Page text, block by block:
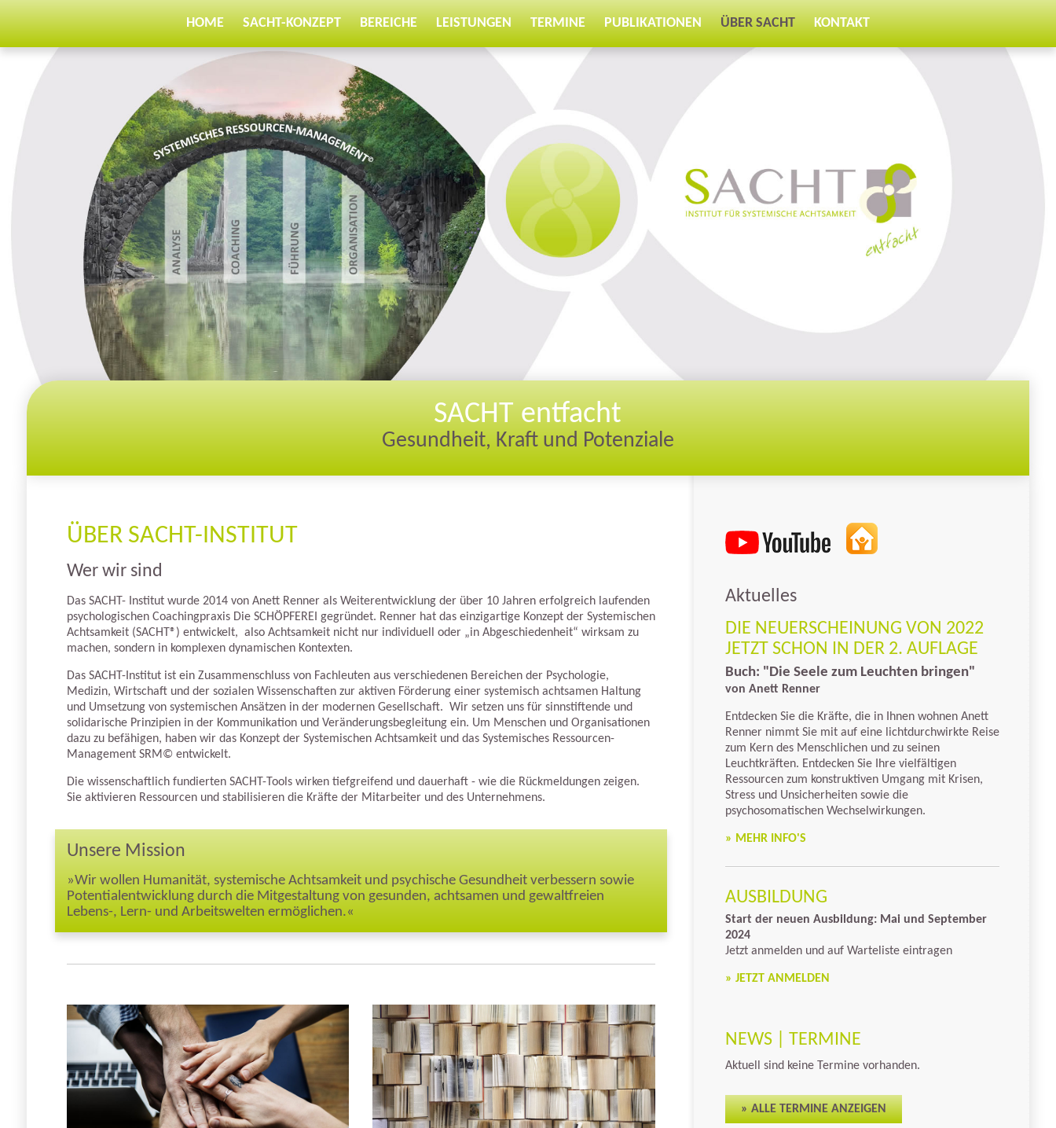
HOME SACHT-KONZEPT BEREICHE LEISTUNGEN TERMINE PUBLIKATIONEN ÜBER SACHT KONTAKT
SACHT entfacht
Gesundheit, Kraft und Potenziale
ÜBER SACHT-INSTITUT
Wer wir sind
Das SACHT- Institut wurde 2014 von Anett Renner als Weiterentwicklung der über 10 Jahren erfolgreich laufenden
psychologischen Coachingpraxis Die SCHÖPFEREI gegründet. Renner hat das einzigartige Konzept der Systemischen
Achtsamkeit (SACHT®) entwickelt, also Achtsamkeit nicht nur individuell oder „in Abgeschiedenheit“ wirksam zu
machen, sondern in komplexen dynamischen Kontexten.
Das SACHT-Institut ist ein Zusammenschluss von Fachleuten aus verschiedenen Bereichen der Psychologie,
Medizin, Wirtschaft und der sozialen Wissenschaften zur aktiven Förderung einer systemisch achtsamen Haltung
und Umsetzung von systemischen Ansätzen in der modernen Gesellschaft. Wir setzen uns für sinnstiftende und
solidarische Prinzipien in der Kommunikation und Veränderungsbegleitung ein. Um Menschen und Organisationen
dazu zu befähigen, haben wir das Konzept der Systemischen Achtsamkeit und das Systemisches Ressourcen-
Management SRM© entwickelt.
Die wissenschaftlich fundierten SACHT-Tools wirken tiefgreifend und dauerhaft - wie die Rückmeldungen zeigen.
Sie aktivieren Ressourcen und stabilisieren die Kräfte der Mitarbeiter und des Unternehmens.
Unsere Mission
»Wir wollen Humanität, systemische Achtsamkeit und psychische Gesundheit verbessern sowie
Potentialentwicklung durch die Mitgestaltung von gesunden, achtsamen und gewaltfreien
Lebens-, Lern- und Arbeitswelten ermöglichen.«
Aktuelles
DIE NEUERSCHEINUNG VON 2022
JETZT SCHON IN DER 2. AUFLAGE
Buch: "Die Seele zum Leuchten bringen"
von Anett Renner
Entdecken Sie die Kräfte, die in Ihnen wohnen Anett
Renner nimmt Sie mit auf eine lichtdurchwirkte Reise
zum Kern des Menschlichen und zu seinen
Leuchtkräften. Entdecken Sie Ihre vielfältigen
Ressourcen zum konstruktiven Umgang mit Krisen,
Stress und Unsicherheiten sowie die
psychosomatischen Wechselwirkungen.
» MEHR INFO'S
AUSBILDUNG
Start der neuen Ausbildung: Mai und September
2024
Jetzt anmelden und auf Warteliste eintragen
» JETZT ANMELDEN
NEWS | TERMINE
Aktuell sind keine Termine vorhanden.
» ALLE TERMINE ANZEIGEN